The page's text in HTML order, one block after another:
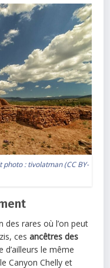
photo :tivolatman(CC BY-
des rares où l’on peut
cesancêtres des
d’ailleurs le même
Canyon Chelly et